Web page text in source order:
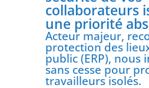
collaborateurs
une priorité
Acteur majeur,
protection des
public (ERP), nous
sans cesse pour
travailleurs isolés.